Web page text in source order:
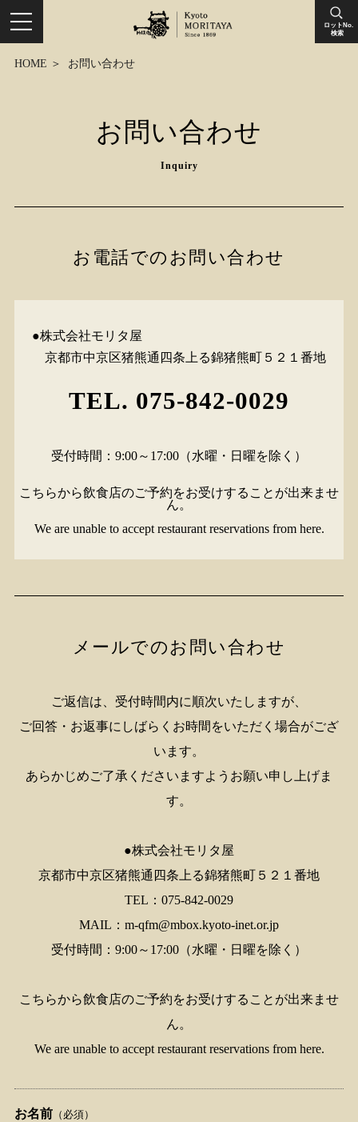
ロットNo.
検索
HOME お問い合わせ
お問い合わせ
Inquiry
お電話でのお問い合わせ
●株式会社モリタ屋
京都市中京区猪熊通四条上る錦猪熊町５２１番地
TEL. 075-842-0029
受付時間：9:00～17:00（水曜・日曜を除く）
こちらから飲食店のご予約をお受けすることが出来ませ
ん。
We are unable to accept restaurant reservations from here.
メールでのお問い合わせ
ご返信は、受付時間内に順次いたしますが、
ご回答・お返事にしばらくお時間をいただく場合がござ
います。
あらかじめご了承くださいますようお願い申し上げま
す。
●株式会社モリタ屋
京都市中京区猪熊通四条上る錦猪熊町５２１番地
TEL：075-842-0029
MAIL：m-qfm@mbox.kyoto-inet.or.jp
受付時間：9:00～17:00（水曜・日曜を除く）
こちらから飲食店のご予約をお受けすることが出来ませ
ん。
We are unable to accept restaurant reservations from here.
お名前（必須）